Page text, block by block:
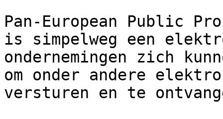
Pan-European Public
is simpelweg een
ondernemingen zich
om onder andere
versturen en te